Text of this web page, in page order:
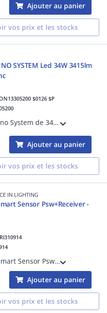
Ajouter au panier
vos prix et les stocks
SYSTEM Led 34W 3415lm
$0126 $P
6605 Techno System de 34 Watt 3415 LM 4000k CRI 90 Facteur de puissance : 0,95. Maintien flux lumineux : (L90B10): 30000 heures (L85B10): 50000. (L75B10): 80000 heures Blanc CLD CELL Groupe 0 ta : 10°C à + 40°C 1,60kg IP40 IK07
Ajouter au panier
vos prix et les stocks
IN LIGHTING
Sensor Psw+Receiver -
Kit-A Try Smart Sensor Psw+Receiver
Ajouter au panier
vos prix et les stocks